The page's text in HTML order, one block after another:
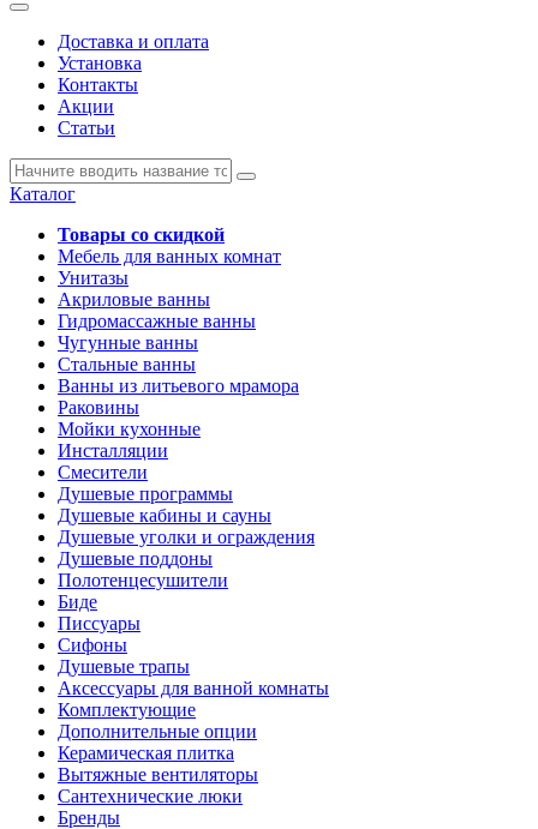
Доставка и оплата
Установка
Контакты
Акции
Статьи
Каталог
Товары со скидкой
Мебель для ванных комнат
Унитазы
Акриловые ванны
Гидромассажные ванны
Чугунные ванны
Стальные ванны
Ванны из литьевого мрамора
Раковины
Мойки кухонные
Инсталляции
Смесители
Душевые программы
Душевые кабины и сауны
Душевые уголки и ограждения
Душевые поддоны
Полотенцесушители
Биде
Писсуары
Сифоны
Душевые трапы
Аксессуары для ванной комнаты
Комплектующие
Дополнительные опции
Керамическая плитка
Вытяжные вентиляторы
Сантехнические люки
Бренды